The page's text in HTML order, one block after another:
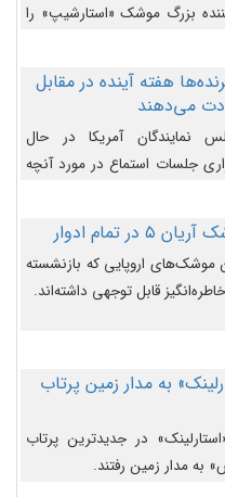
بزرگ موشک «استارشیپ» را
هفته آینده در مقابل
می‌دهند
نمایندگان آمریکا در حال
جلسات استماع در مورد آنچه
است افشاگران یوفوها هفته آینده
دهند.
موشک‌های اروپایی که بازنشسته
قابل توجهی داشته‌اند.
به مدار زمین پرتاب
«استارلینک» در جدیدترین پرتاب
مدار زمین رفتند.